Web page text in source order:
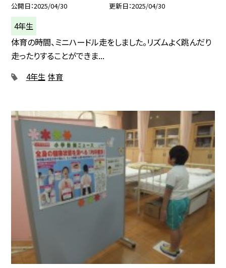
公開日 2025/04/30 更新日 2025/04/30
4年生
体育の時間、ミニハードル走をしました。リズムよく跳んだり
走ったりすることができま...
4年生 体育